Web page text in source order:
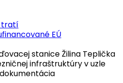
tratí
EÚ
stanice Žilina Teplička
infraštruktúry v uzle